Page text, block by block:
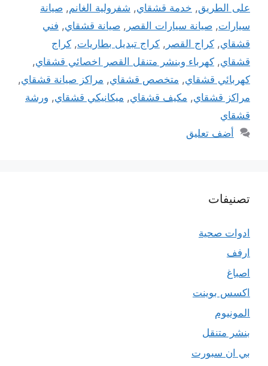
على الطريق, خدمة قشقاي, شفرولية الغانم, صيانة
سيارات, صيانة سيارات القصر , صيانة قشقاي, فني
قشقاي, كراج القصر , كراج تبديل بطاريات, كراج
قشقاي, كهرباء وبنشر متنقل القصر اخصائي قشقاي,
كهربائي قشقاي, متخصص قشقاي, مراكز صيانة قشقاي,
مراكز قشقاي, مكيف قشقاي, ميكانيكي قشقاي, ورشة
قشقاي
أضف تعليق
تصنيفات
ادوات صحية
ارفف
اصباغ
اكسس بوينت
المونيوم
بنشر متنقل
بي ان سبورت